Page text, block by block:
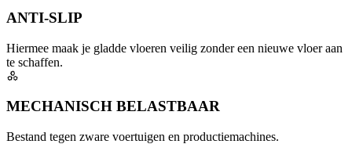
ANTI-SLIP
Hiermee maak je gladde vloeren veilig zonder een nieuwe vloer aan
te schaffen.
MECHANISCH BELASTBAAR
Bestand tegen zware voertuigen en productiemachines.